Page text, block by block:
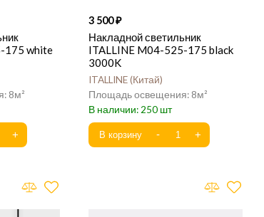
175 white
8
3 500
Накладной светильник
ITALLINE M04-525-175 black
3000K
ITALLINE Китай
8
250